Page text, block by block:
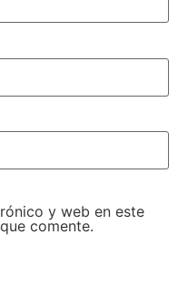
y web en este
comente.